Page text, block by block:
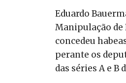
Eduardo
Manipulação de
concedeu
perante os
das séries A e B